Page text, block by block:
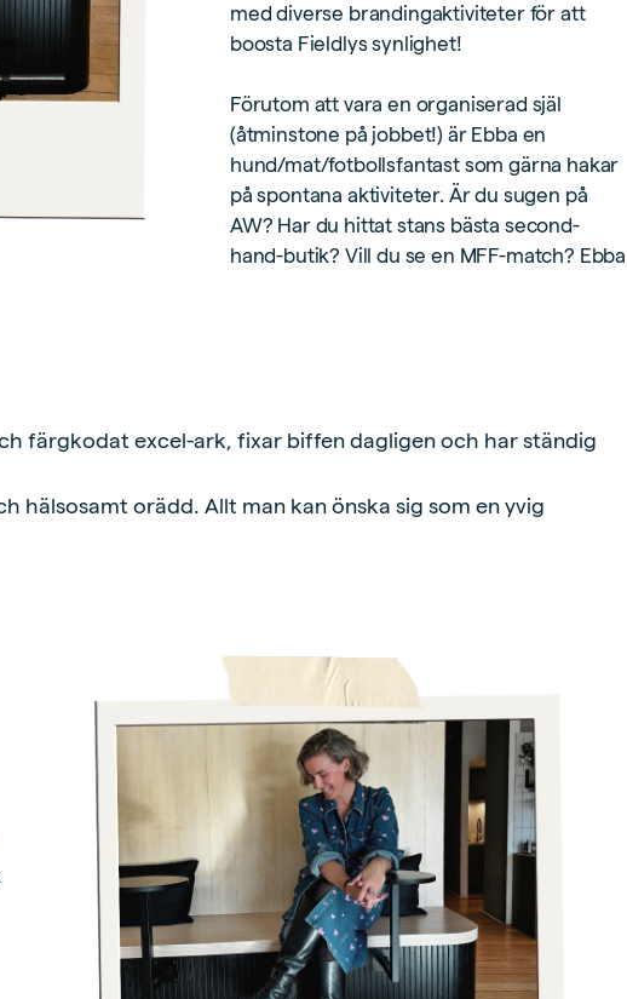
med diverse brandingaktiviteter för att
boosta Fieldlys synlighet!
Förutom att vara en organiserad själ
(åtminstone på jobbet!) är Ebba en
hund/mat/fotbollsfantast som gärna hakar
på spontana aktiviteter. Är du sugen på
AW? Har du hittat stans bästa second-
hand-butik? Vill du se en MFF-match? Ebba
färgkodat excel-ark, fixar biffen dagligen och har ständig
hälsosamt orädd. Allt man kan önska sig som en yvig